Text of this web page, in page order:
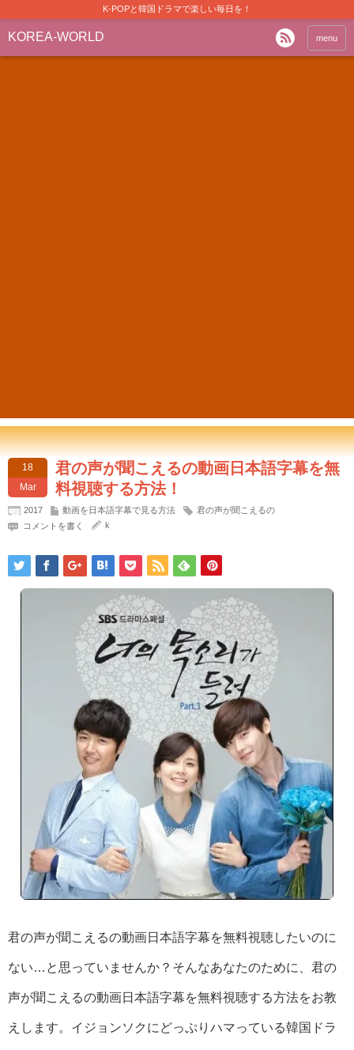
K-POPと韓国ドラマで楽しい毎日を！
KOREA-WORLD menu
18
Mar
君の声が聞こえるの動画日本語字幕を無
料視聴する方法！
2017 動画を日本語字幕で見る方法
君の声が聞こえるの
コメントを書く
k
君の声が聞こえるの動画日本語字幕を無料視聴したいのに
ない…と思っていませんか？そんなあなたのために、君の
声が聞こえるの動画日本語字幕を無料視聴する方法をお教
えします。イジョンソクにどっぷりハマっている韓国ドラ